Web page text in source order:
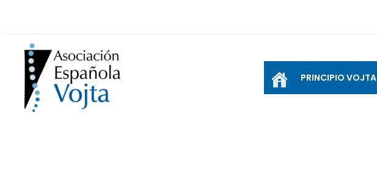
PRINCIPIO VOJTA